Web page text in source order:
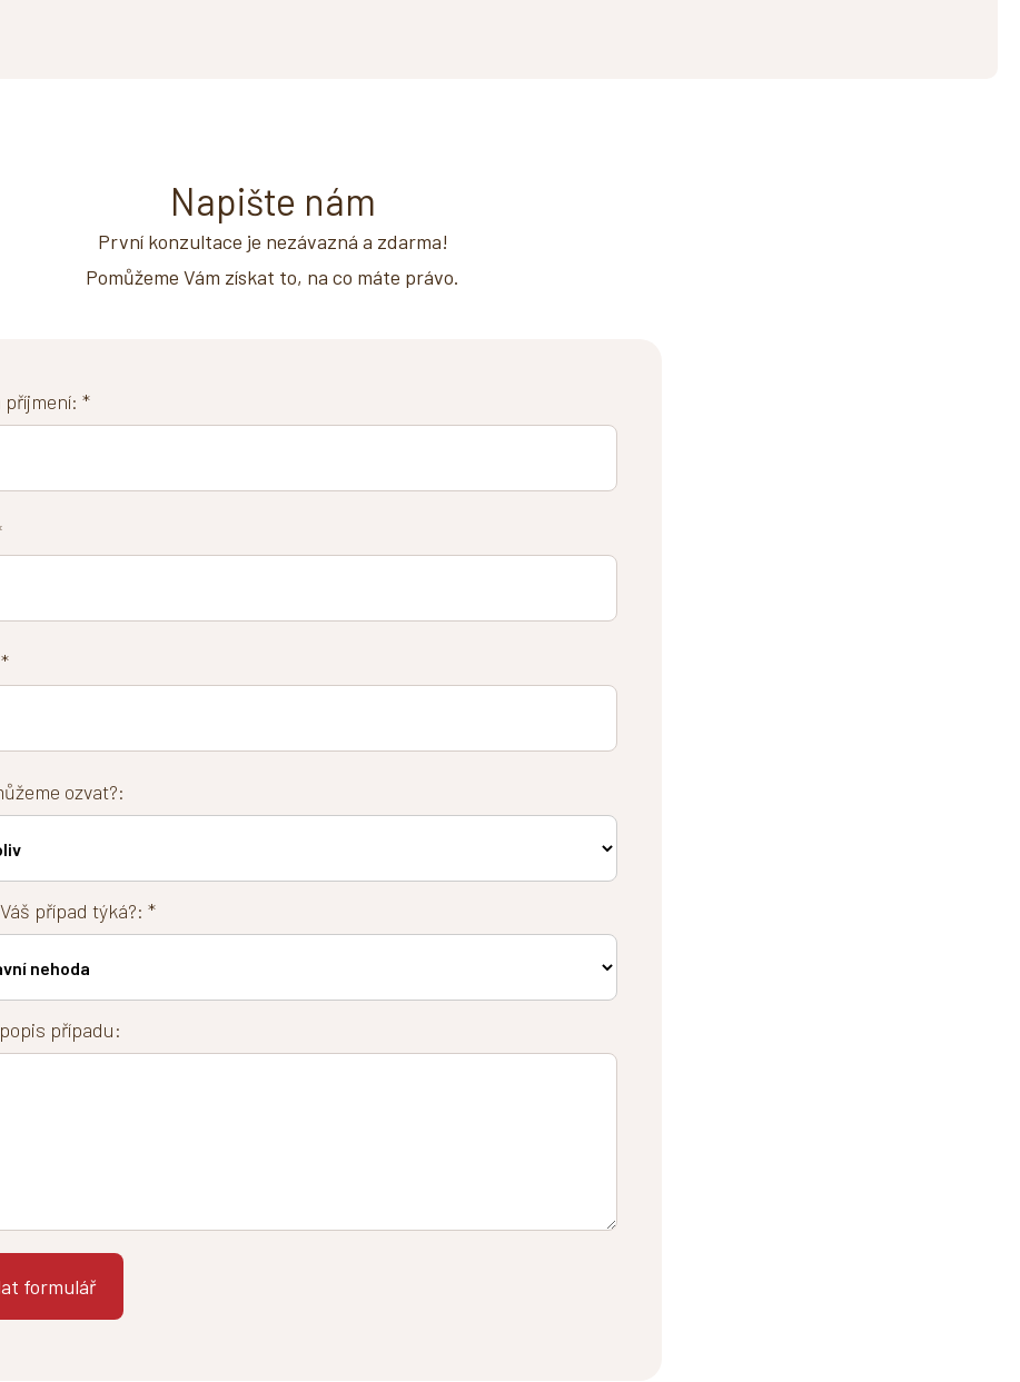
Napište nám
První konzultace je nezávazná a zdarma!
Pomůžeme Vám získat to, na co máte právo.
příjmení: *
ozvat?:
případ týká?: *
případu: